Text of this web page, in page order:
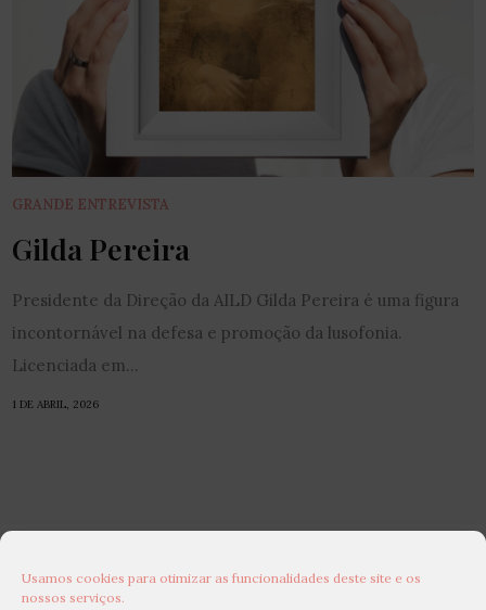
Usamos cookies para otimizar as funcionalidades deste site e os
nossos serviços.
GRANDE ENTREVISTA
Gilda Pereira
Presidente da Direção da AILD Gilda Pereira é uma figura
incontornável na defesa e promoção da lusofonia.
Licenciada em...
1 DE ABRIL, 2026